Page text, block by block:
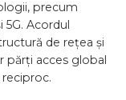
precum
5G. Acordul
de rețea și
părți acces global